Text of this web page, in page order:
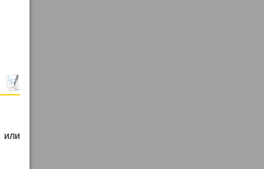
или